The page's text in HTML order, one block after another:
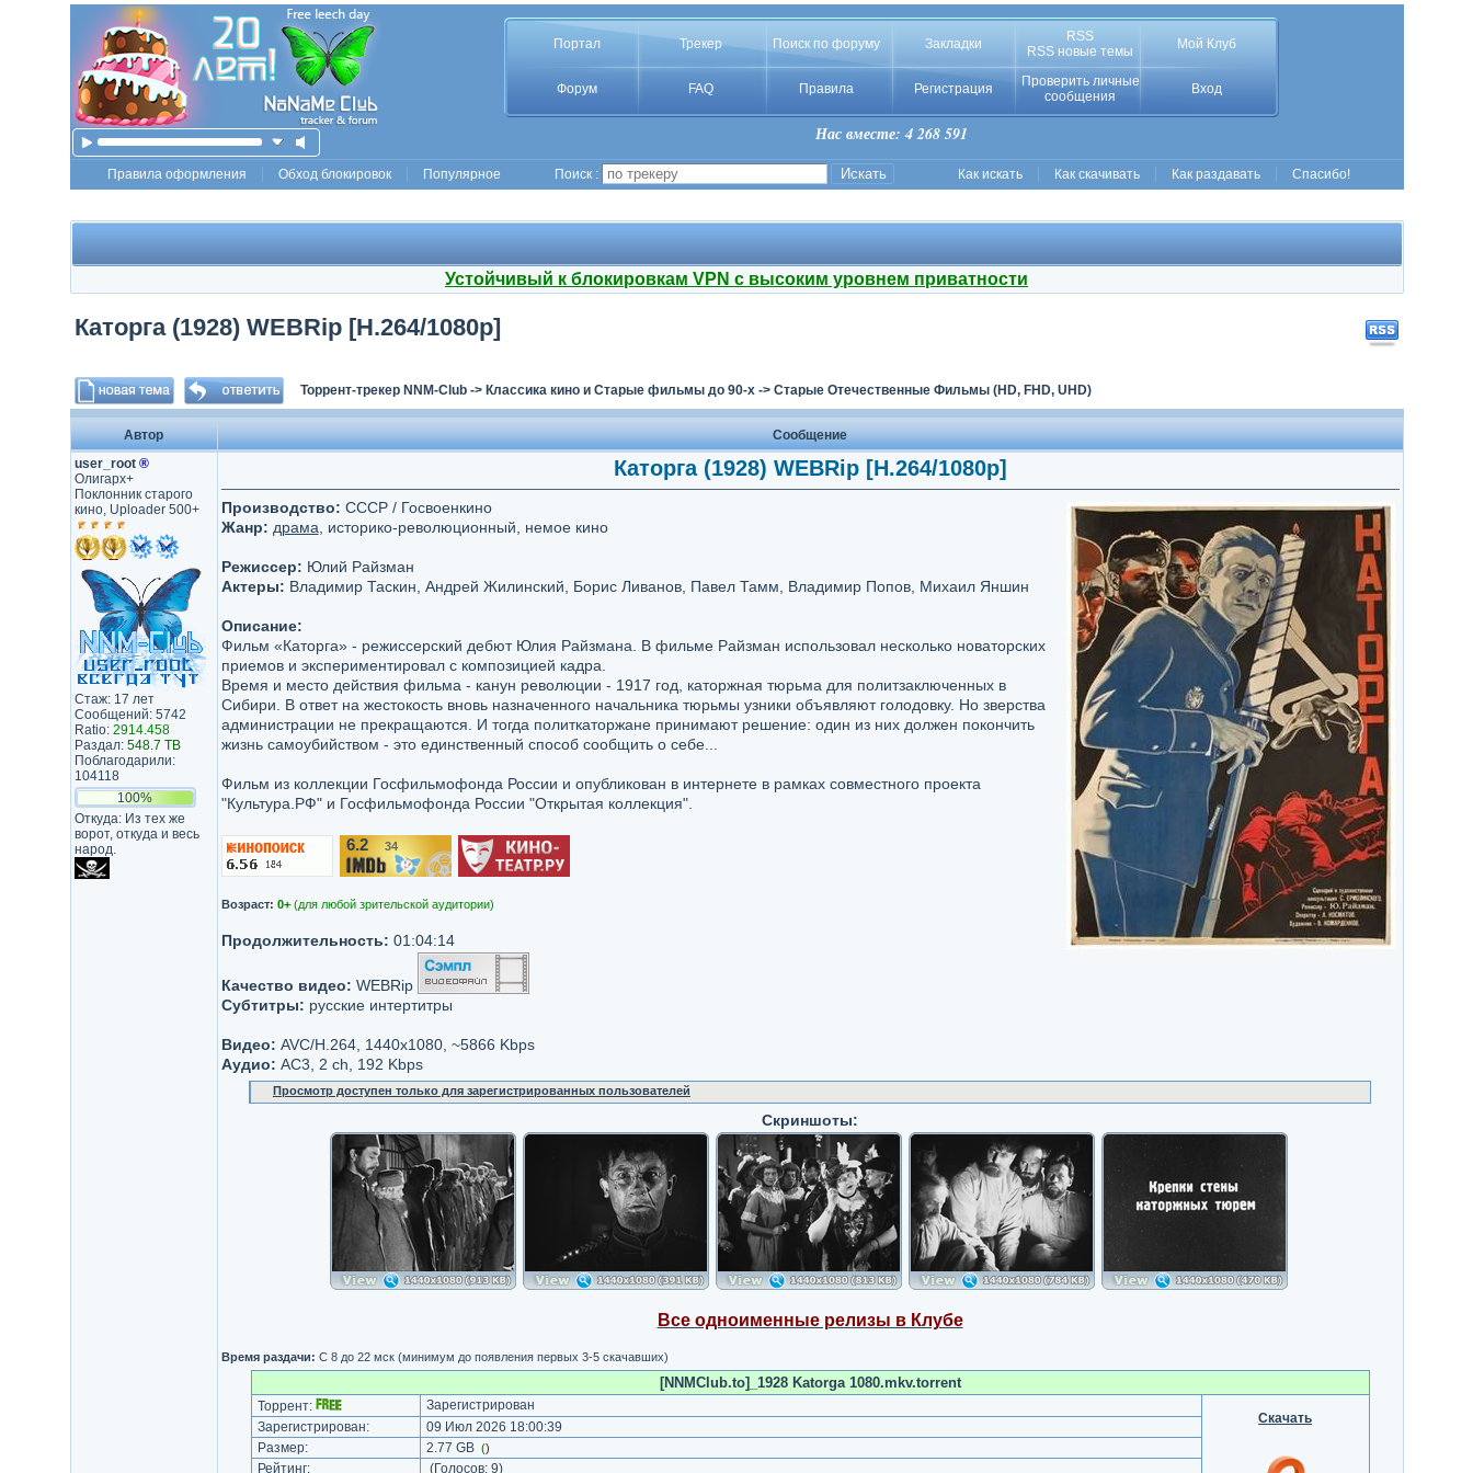
Портал Трекер Поиск по форуму Закладки
RSS
RSS новые темы
Мой Клуб
Форум FAQ Правила Регистрация
Проверить личные
сообщения
Вход
Нас вместе: 4 268 591
Правила оформления Обход блокировок Популярное Поиск : Как искать Как скачивать Как раздавать Спасибо!
Устойчивый к блокировкам VPN с высоким уровнем приватности
Каторга (1928) WEBRip [H.264/1080p]
Торрент-трекер NNM-Club-> Классика кино и Старые фильмы до 90-х-> Старые Отечественные Фильмы (HD, FHD, UHD)
Автор
Сообщение
user_root ®
Олигарх+
Поклонник старого
кино, Uploader 500+
Стаж: 17 лет
Сообщений: 5742
Ratio: 2914.458
Раздал: 548.7 TB
Поблагодарили:
104118
100%
Откуда: Из тех же
ворот, откуда и весь
народ.
Каторга (1928) WEBRip [H.264/1080p]
Производство: СССР / Госвоенкино
Жанр: драма , историко-революционный, немое кино
Режиссер: Юлий Райзман
Актеры: Владимир Таскин, Андрей Жилинский, Борис Ливанов, Павел Тамм, Владимир Попов, Михаил Яншин
Описание:
Фильм «Каторга» - режиссерский дебют Юлия Райзмана. В фильме Райзман использовал несколько новаторских
приемов и экспериментировал с композицией кадра.
Время и место действия фильма - канун революции - 1917 год, каторжная тюрьма для политзаключенных в
Сибири. В ответ на жестокость вновь назначенного начальника тюрьмы узники объявляют голодовку. Но зверства
администрации не прекращаются. И тогда политкаторжане принимают решение: один из них должен покончить
жизнь самоубийством - это единственный способ сообщить о себе...
Фильм из коллекции Госфильмофонда России и опубликован в интернете в рамках совместного проекта
"Культура.РФ" и Госфильмофонда России "Открытая коллекция".
6.2/10 34
Возраст: 0+(для любой зрительской аудитории)
Продолжительность: 01:04:14
Качество видео: WEBRip
Субтитры: русские интертитры
Видео: AVC/H.264, 1440x1080, ~5866 Kbps
Аудио: AC3, 2 ch, 192 Kbps
Просмотр доступен только для зарегистрированных пользователей
Скриншоты:
Все одноименные релизы в Клубе
Время раздачи: С 8 до 22 мск (минимум до появления первых 3-5 скачавших)
[NNMClub.to]_1928 Katorga 1080.mkv.torrent
Торрент:
Зарегистрирован
Скачать
Зарегистрирован:
09 Июл 2026 18:00:39
Размер:
2.77 GB ()
Рейтинг: (Голосов: 9)